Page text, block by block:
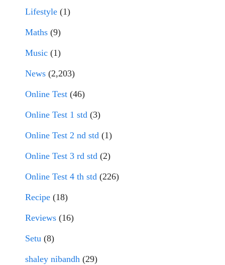
Lifestyle (1)
Maths (9)
Music (1)
News (2,203)
Online Test (46)
Online Test 1 std (3)
Online Test 2 nd std (1)
Online Test 3 rd std (2)
Online Test 4 th std (226)
Recipe (18)
Reviews (16)
Setu (8)
shaley nibandh (29)